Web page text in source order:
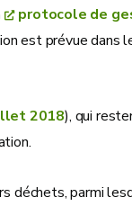
protocole de
est prévue dans
2018), qui
déchets, parmi